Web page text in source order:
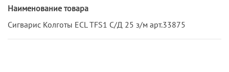
Наименование товара
Сигварис Колготы ECL TFS1 С/Д 25 з/м арт.33875